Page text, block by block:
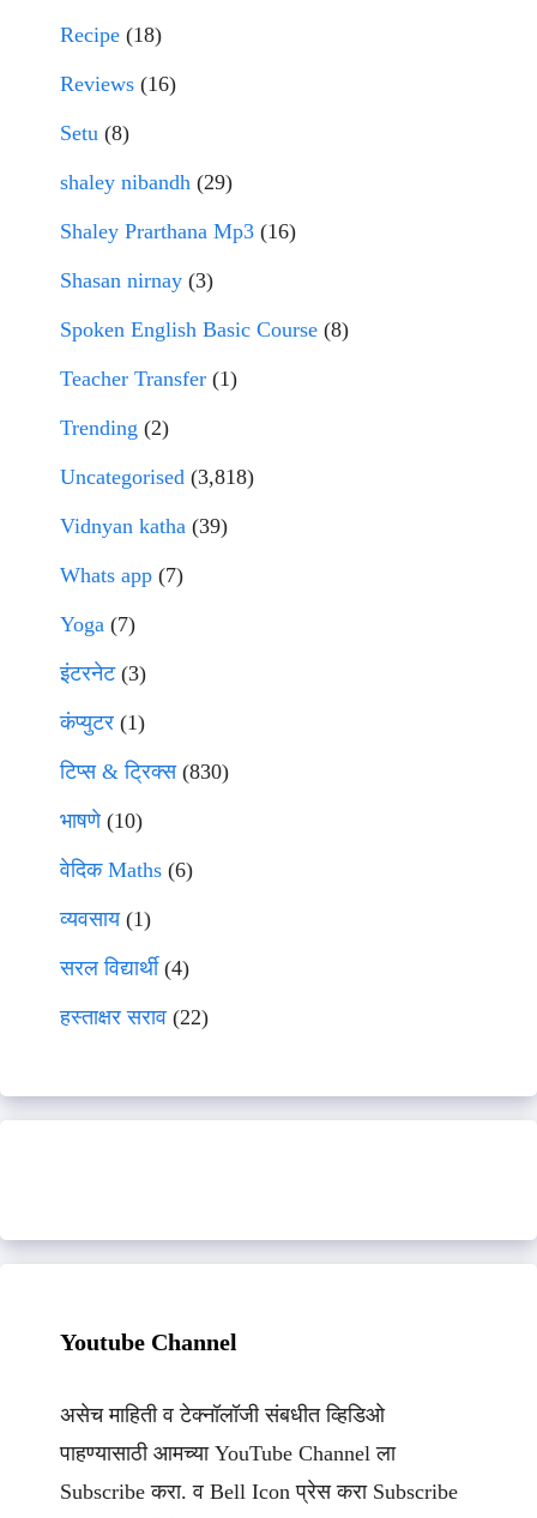
Recipe (18)
Reviews (16)
Setu (8)
shaley nibandh (29)
Shaley Prarthana Mp3 (16)
Shasan nirnay (3)
Spoken English Basic Course (8)
Teacher Transfer (1)
Trending (2)
Uncategorised (3,818)
Vidnyan katha (39)
Whats app (7)
Yoga (7)
इंटरनेट(3)
कंप्युटर (1)
टिप्स & ट्रिक्स(830)
भाषणे(10)
वेदिक Maths (6)
व्यवसाय(1)
सरल विद्यार्थी(4)
हस्ताक्षर सराव (22)
Youtube Channel
असेच माहिती व टेक्नॉलॉजी संबधीत व्हिडिओ
पाहण्यासाठी आमच्या YouTube Channel ला
Subscribe करा. व Bell Icon प्रेस करा Subscribe